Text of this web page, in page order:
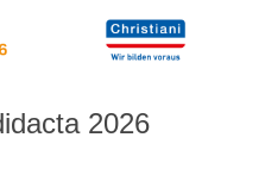
2026